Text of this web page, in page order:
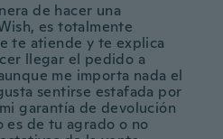
de hacer una
es totalmente
te atiende y te explica
llegar el pedido a
me importa nada el
sentirse estafada por
garantía de devolución
es de tu agrado o no